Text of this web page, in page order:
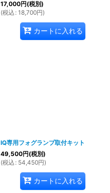
17,000円(税別)
(税込 : 18,700円)
カートに入れる
IQ専用フォグランプ取付キット
49,500円(税別)
(税込 : 54,450円)
カートに入れる